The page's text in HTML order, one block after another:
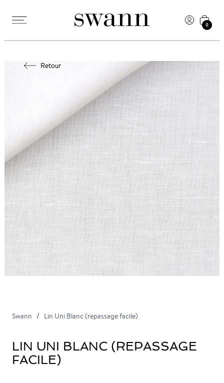
0
Retour
Swann Lin Uni Blanc (repassage facile)
LIN UNI BLANC (REPASSAGE
FACILE)